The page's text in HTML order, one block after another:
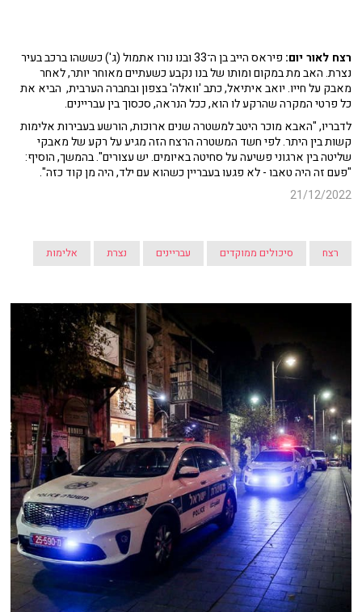
רצח לאור יום:
פיראס הייב בן ה־33 ובנו נורו אתמול (ג') כששהו ברכב בעיר
נצרת. האב מת במקום ומותו של בנו נקבע כשעתיים מאוחר יותר, לאחר
מאבק על חייו. יואב איתיאל, כתב 'וואלה' בצפון ובחברה הערבית, הביא את
כל פרטי המקרה שהרקע לו הוא, ככל הנראה, סכסוך בין עבריינים.
לדבריו, "האבא מוכר היטב למשטרה שנים ארוכות, הורשע בעבירות אלימות
קשות בין היתר. לפי חשד המשטרה הרצח הזה מגיע על רקע של מאבקי
שליטה בין ארגוני פשיעה על סחיטה באיומים. יש עצורים". בהמשך, הוסיף:
"פעם זה היה טאבו - לא פגעו בעבריין כשהוא עם ילד, היה מן קוד כזה".
21/12/2022
רצח סיכולים ממוקדים עבריינים נצרת אלימות